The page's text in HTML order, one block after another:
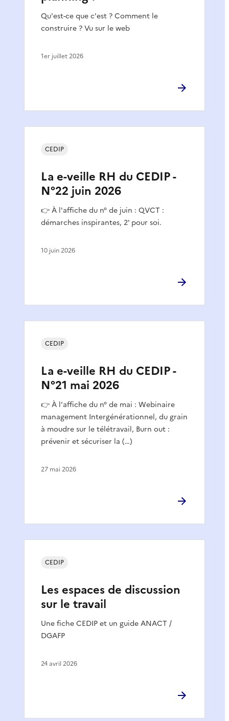
Qu'est-ce que c'est ? Comment le
construire ? Vu sur le web
1er juillet 2026
La e-veille RH du CEDIP -
N°22 juin 2026
👉 À l'affiche du n° de juin : QVCT :
démarches inspirantes, 2' pour soi.
CEDIP
10 juin 2026
La e-veille RH du CEDIP -
N°21 mai 2026
👉 À l'affiche du n° de mai : Webinaire
management Intergénérationnel, du grain
à moudre sur le télétravail, Burn out :
prévenir et sécuriser la (…)
CEDIP
27 mai 2026
Les espaces de discussion
sur le travail
Une fiche CEDIP et un guide ANACT /
DGAFP
CEDIP
24 avril 2026